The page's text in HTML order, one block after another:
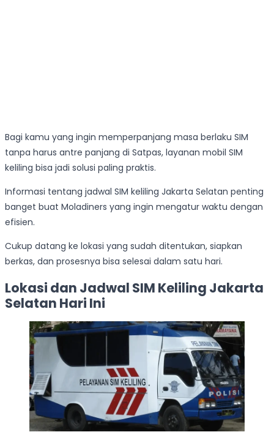
Bagi kamu yang ingin memperpanjang masa berlaku SIM
tanpa harus antre panjang di Satpas, layanan mobil SIM
keliling bisa jadi solusi paling praktis.
Informasi tentang jadwal SIM keliling Jakarta Selatan penting
banget buat Moladiners yang ingin mengatur waktu dengan
efisien.
Cukup datang ke lokasi yang sudah ditentukan, siapkan
berkas, dan prosesnya bisa selesai dalam satu hari.
Lokasi dan Jadwal SIM Keliling Jakarta
Selatan Hari Ini